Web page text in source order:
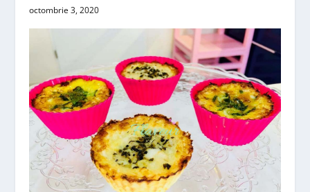
octombrie 3, 2020